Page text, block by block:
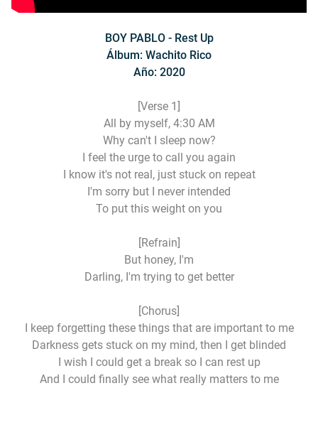
BOY PABLO - Rest Up
Álbum: Wachito Rico
Año: 2020
[Verse 1]
All by myself, 4:30 AM
Why can't I sleep now?
I feel the urge to call you again
I know it's not real, just stuck on repeat
I'm sorry but I never intended
To put this weight on you
[Refrain]
But honey, I'm
Darling, I'm trying to get better
[Chorus]
I keep forgetting these things that are important to me
Darkness gets stuck on my mind, then I get blinded
I wish I could get a break so I can rest up
And I could finally see what really matters to me